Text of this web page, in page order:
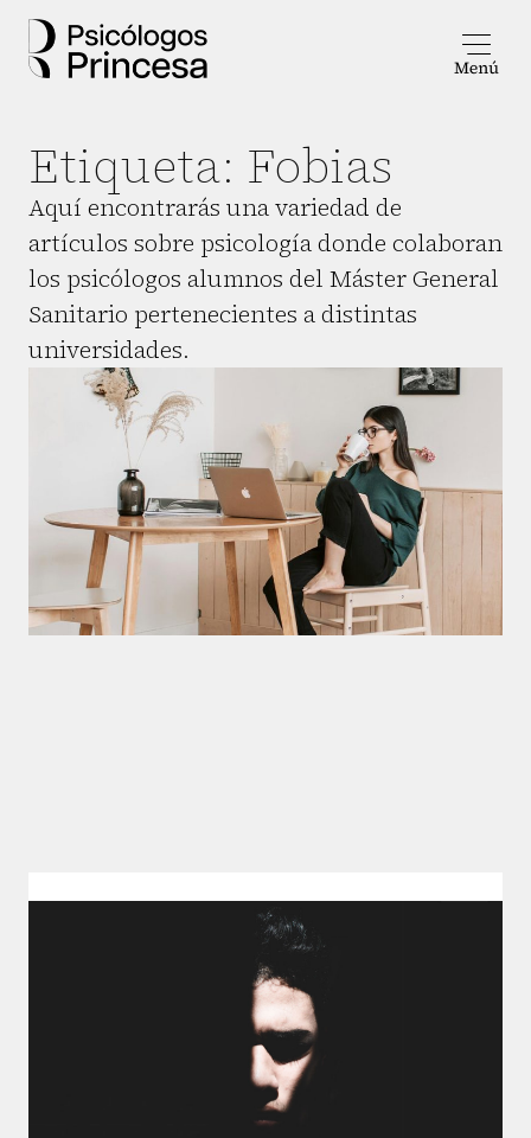
Etiqueta: Fobias
Aquí encontrarás una variedad de
artículos sobre psicología donde colaboran
los psicólogos alumnos del Máster General
Sanitario pertenecientes a distintas
universidades.